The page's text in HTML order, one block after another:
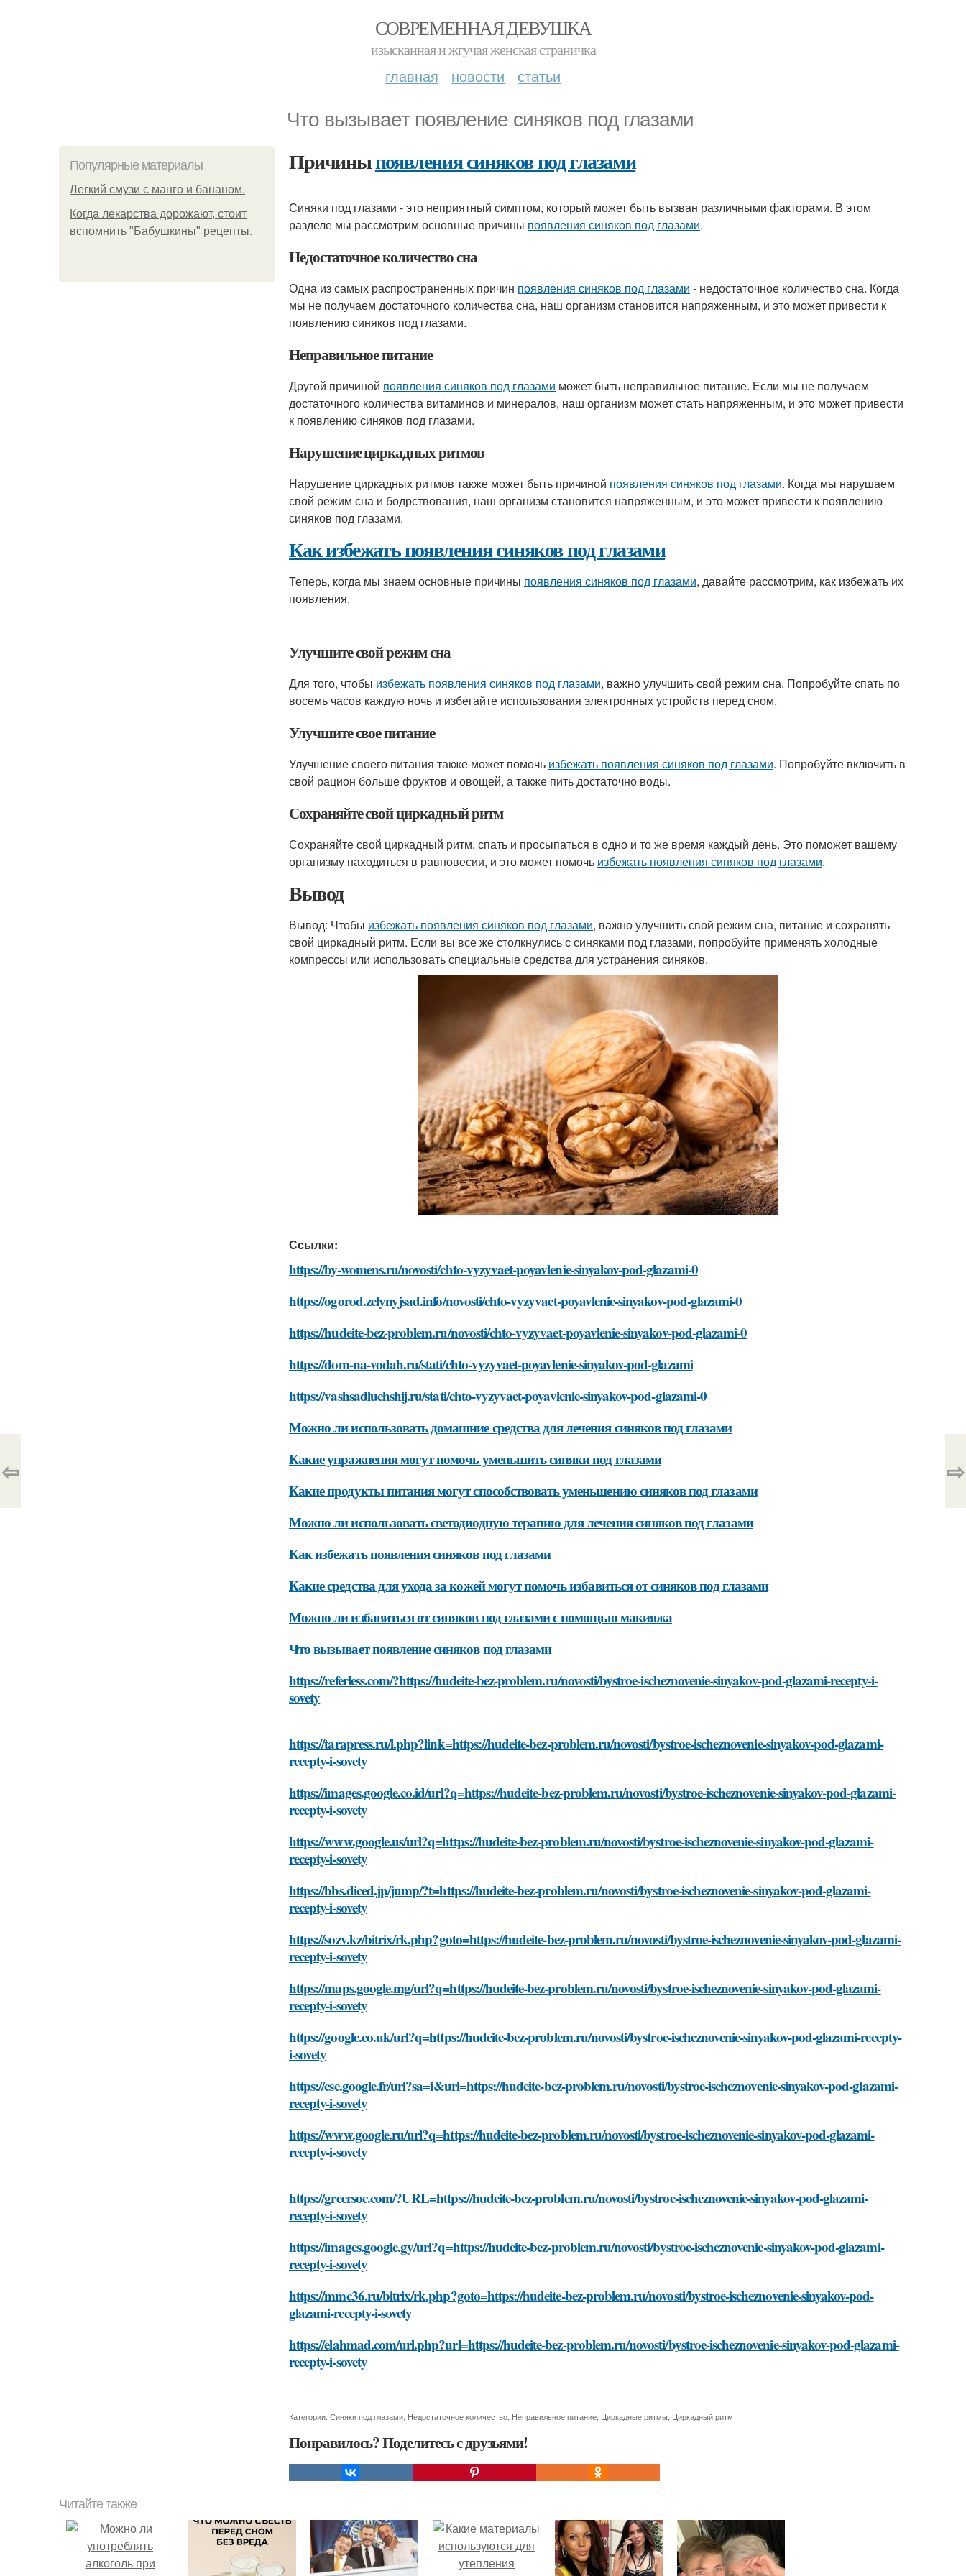
СОВРЕМЕННАЯ ДЕВУШКА
изысканная и жгучая женская страничка
главная новости статьи
Что вызывает появление синяков под глазами
Популярные материалы
Легкий смузи с манго и бананом.
Когда лекарства дорожают, стоит
вспомнить "Бабушкины" рецепты.
Причиныпоявления синяков под глазами
Синяки под глазами - это неприятный симптом, который может быть вызван различными факторами. В этом
разделе мы рассмотрим основные причины появления синяков под глазами.
Недостаточное количество сна
Одна из самых распространенных причин появления синяков под глазами - недостаточное количество сна. Когда
мы не получаем достаточного количества сна, наш организм становится напряженным, и это может привести к
появлению синяков под глазами.
Неправильное питание
Другой причиной появления синяков под глазами может быть неправильное питание. Если мы не получаем
достаточного количества витаминов и минералов, наш организм может стать напряженным, и это может привести
к появлению синяков под глазами.
Нарушение циркадных ритмов
Нарушение циркадных ритмов также может быть причиной появления синяков под глазами. Когда мы нарушаем
свой режим сна и бодрствования, наш организм становится напряженным, и это может привести к появлению
синяков под глазами.
Как избежать появления синяков под глазами
Теперь, когда мы знаем основные причины появления синяков под глазами, давайте рассмотрим, как избежать их
появления.
Улучшите свой режим сна
Для того, чтобы избежать появления синяков под глазами, важно улучшить свой режим сна. Попробуйте спать по
восемь часов каждую ночь и избегайте использования электронных устройств перед сном.
Улучшите свое питание
Улучшение своего питания также может помочь избежать появления синяков под глазами. Попробуйте включить в
свой рацион больше фруктов и овощей, а также пить достаточно воды.
Сохраняйте свой циркадный ритм
Сохраняйте свой циркадный ритм, спать и просыпаться в одно и то же время каждый день. Это поможет вашему
организму находиться в равновесии, и это может помочь избежать появления синяков под глазами.
Вывод
Вывод: Чтобы избежать появления синяков под глазами, важно улучшить свой режим сна, питание и сохранять
свой циркадный ритм. Если вы все же столкнулись с синяками под глазами, попробуйте применять холодные
компрессы или использовать специальные средства для устранения синяков.
Ссылки:
https://by-womens.ru/novosti/chto-vyzyvaet-poyavlenie-sinyakov-pod-glazami-0
https://ogorod.zelynyjsad.info/novosti/chto-vyzyvaet-poyavlenie-sinyakov-pod-glazami-0
https://hudeite-bez-problem.ru/novosti/chto-vyzyvaet-poyavlenie-sinyakov-pod-glazami-0
https://dom-na-vodah.ru/stati/chto-vyzyvaet-poyavlenie-sinyakov-pod-glazami
https://vashsadluchshij.ru/stati/chto-vyzyvaet-poyavlenie-sinyakov-pod-glazami-0
Можно ли использовать домашние средства для лечения синяков под глазами
Какие упражнения могут помочь уменьшить синяки под глазами
Какие продукты питания могут способствовать уменьшению синяков под глазами
Можно ли использовать светодиодную терапию для лечения синяков под глазами
Как избежать появления синяков под глазами
Какие средства для ухода за кожей могут помочь избавиться от синяков под глазами
Можно ли избавиться от синяков под глазами с помощью макияжа
Что вызывает появление синяков под глазами
https://referless.com/?https://hudeite-bez-problem.ru/novosti/bystroe-ischeznovenie-sinyakov-pod-glazami-recepty-i-
sovety
https://tarapress.ru/l.php?link=https://hudeite-bez-problem.ru/novosti/bystroe-ischeznovenie-sinyakov-pod-glazami-
recepty-i-sovety
https://images.google.co.id/url?q=https://hudeite-bez-problem.ru/novosti/bystroe-ischeznovenie-sinyakov-pod-glazami-
recepty-i-sovety
https://www.google.us/url?q=https://hudeite-bez-problem.ru/novosti/bystroe-ischeznovenie-sinyakov-pod-glazami-
recepty-i-sovety
https://bbs.diced.jp/jump/?t=https://hudeite-bez-problem.ru/novosti/bystroe-ischeznovenie-sinyakov-pod-glazami-
recepty-i-sovety
https://sozv.kz/bitrix/rk.php?goto=https://hudeite-bez-problem.ru/novosti/bystroe-ischeznovenie-sinyakov-pod-glazami-
recepty-i-sovety
https://maps.google.mg/url?q=https://hudeite-bez-problem.ru/novosti/bystroe-ischeznovenie-sinyakov-pod-glazami-
recepty-i-sovety
https://google.co.uk/url?q=https://hudeite-bez-problem.ru/novosti/bystroe-ischeznovenie-sinyakov-pod-glazami-recepty-
i-sovety
https://cse.google.fr/url?sa=i&url=https://hudeite-bez-problem.ru/novosti/bystroe-ischeznovenie-sinyakov-pod-glazami-
recepty-i-sovety
https://www.google.ru/url?q=https://hudeite-bez-problem.ru/novosti/bystroe-ischeznovenie-sinyakov-pod-glazami-
recepty-i-sovety
https://greersoc.com/?URL=https://hudeite-bez-problem.ru/novosti/bystroe-ischeznovenie-sinyakov-pod-glazami-
recepty-i-sovety
https://images.google.gy/url?q=https://hudeite-bez-problem.ru/novosti/bystroe-ischeznovenie-sinyakov-pod-glazami-
recepty-i-sovety
https://mmc36.ru/bitrix/rk.php?goto=https://hudeite-bez-problem.ru/novosti/bystroe-ischeznovenie-sinyakov-pod-
glazami-recepty-i-sovety
https://elahmad.com/url.php?url=https://hudeite-bez-problem.ru/novosti/bystroe-ischeznovenie-sinyakov-pod-glazami-
recepty-i-sovety
Категории: Синяки под глазами Недостаточное количество Неправильное питание Циркадные ритмы Циркадный ритм
Понравилось? Поделитесь с друзьями!
⇦ ⇨
Читайте также